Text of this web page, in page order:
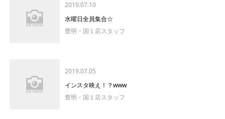
2019.07.10
水曜日全員集合☆
豊明・国１店スタッフ
2019.07.05
インスタ映え！？www
豊明・国１店スタッフ